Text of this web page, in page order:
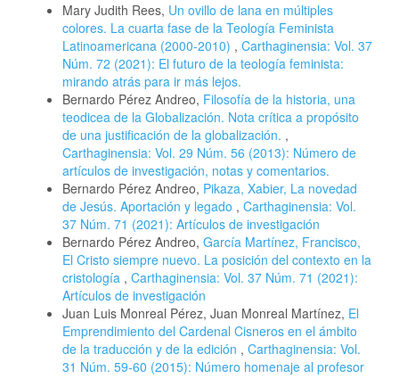
Mary Judith Rees, Un ovillo de lana en múltiples
colores. La cuarta fase de la Teología Feminista
Latinoamericana (2000-2010) , Carthaginensia: Vol. 37
Núm. 72 (2021): El futuro de la teología feminista:
mirando atrás para ir más lejos.
Bernardo Pérez Andreo, Filosofía de la historia, una
teodicea de la Globalización. Nota crítica a propósito
de una justificación de la globalización. ,
Carthaginensia: Vol. 29 Núm. 56 (2013): Número de
artículos de investigación, notas y comentarios.
Bernardo Pérez Andreo, Pikaza, Xabier, La novedad
de Jesús. Aportación y legado , Carthaginensia: Vol.
37 Núm. 71 (2021): Artículos de investigación
Bernardo Pérez Andreo, García Martínez, Francisco,
El Cristo siempre nuevo. La posición del contexto en la
cristología , Carthaginensia: Vol. 37 Núm. 71 (2021):
Artículos de investigación
Juan Luis Monreal Pérez, Juan Monreal Martínez, El
Emprendimiento del Cardenal Cisneros en el ámbito
de la traducción y de la edición , Carthaginensia: Vol.
31 Núm. 59-60 (2015): Número homenaje al profesor